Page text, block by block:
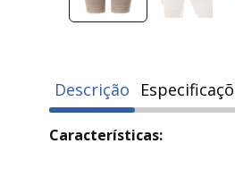
Descrição
Características: